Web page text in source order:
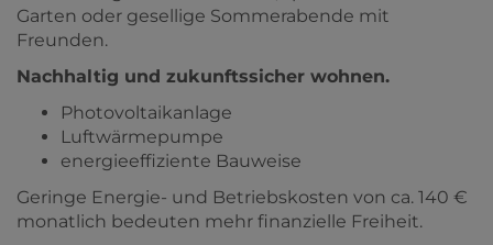
Garten oder gesellige Sommerabende mit
Freunden.
Nachhaltig und zukunftssicher wohnen.
Photovoltaikanlage
Luftwärmepumpe
energieeffiziente Bauweise
Geringe Energie- und Betriebskosten von ca. 140 €
monatlich bedeuten mehr finanzielle Freiheit.